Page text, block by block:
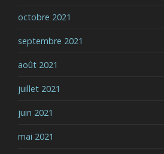
octobre 2021
septembre 2021
août 2021
juillet 2021
juin 2021
mai 2021